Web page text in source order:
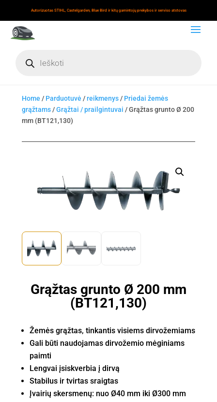
Autorizuotas STIHL, Castelgarden, Blue Bird ir kitų gamintojų prekybos ir serviso atstovas
search
Home / Parduotuvė /reikmenys/ Priedai žemės
grąžtams/Grąžtai / prailgintuvai / Grąžtas grunto Ø 200
mm (BT121,130)
Grąžtas grunto Ø 200 mm
(BT121,130)
Žemės grąžtas, tinkantis visiems dirvožemiams
Gali būti naudojamas dirvožemio mėginiams
paimti
Lengvai įsiskverbia į dirvą
Stabilus ir tvirtas sraigtas
Įvairių skersmenų: nuo Ø40 mm iki Ø300 mm